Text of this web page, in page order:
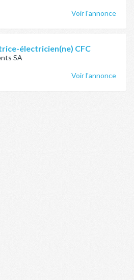
Voir l'annonce
électricien(ne) CFC
SA
Voir l'annonce